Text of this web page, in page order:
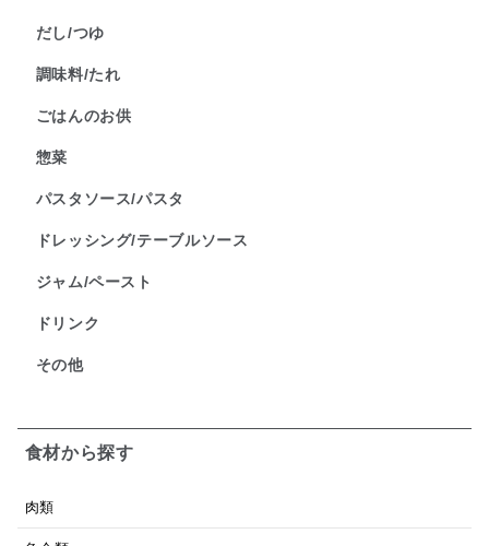
だし/つゆ
調味料/たれ
ごはんのお供
惣菜
パスタソース/パスタ
ドレッシング/テーブルソース
ジャム/ペースト
ドリンク
その他
食材から探す
肉類